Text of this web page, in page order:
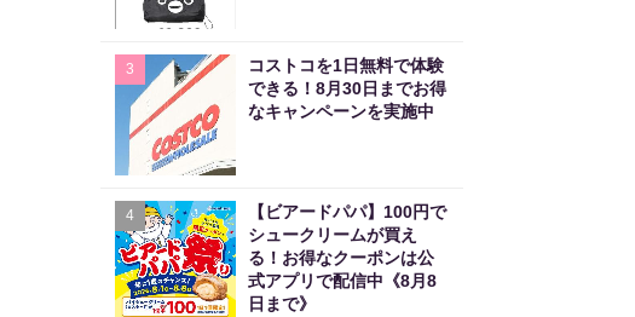
3
コストコを1日無料で体験
できる！8月30日までお得
なキャンペーンを実施中
4
【ビアードパパ】100円で
シュークリームが買え
る！お得なクーポンは公
式アプリで配信中《8月8
日まで》